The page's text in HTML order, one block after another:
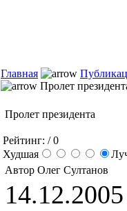
Главная
Пролет
Пролет президента
Рейтинг: / 0
Худшая
Автор Олег Султанов
14.12.2005